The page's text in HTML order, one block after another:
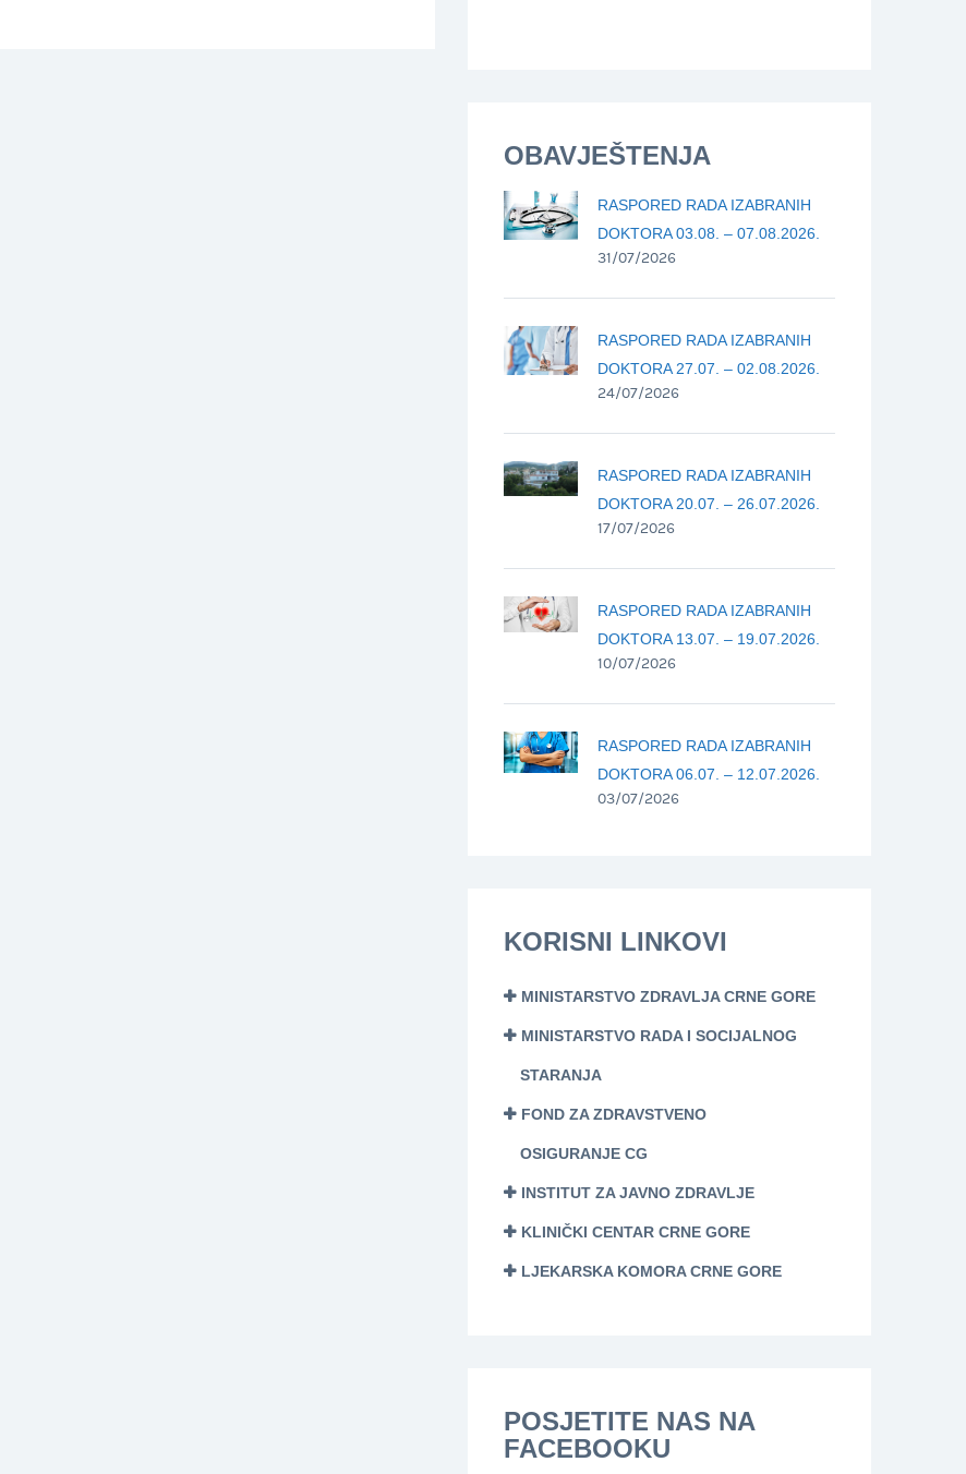
OBAVJEŠTENJA
RASPORED RADA IZABRANIH
DOKTORA 03.08. – 07.08.2026.
31/07/2026
RASPORED RADA IZABRANIH
DOKTORA 27.07. – 02.08.2026.
24/07/2026
RASPORED RADA IZABRANIH
DOKTORA 20.07. – 26.07.2026.
17/07/2026
RASPORED RADA IZABRANIH
DOKTORA 13.07. – 19.07.2026.
10/07/2026
RASPORED RADA IZABRANIH
DOKTORA 06.07. – 12.07.2026.
03/07/2026
KORISNI LINKOVI
MINISTARSTVO ZDRAVLJA CRNE GORE
MINISTARSTVO RADA I SOCIJALNOG
STARANJA
FOND ZA ZDRAVSTVENO
OSIGURANJE CG
INSTITUT ZA JAVNO ZDRAVLJE
KLINIČKI CENTAR CRNE GORE
LJEKARSKA KOMORA CRNE GORE
POSJETITE NAS NA
FACEBOOKU